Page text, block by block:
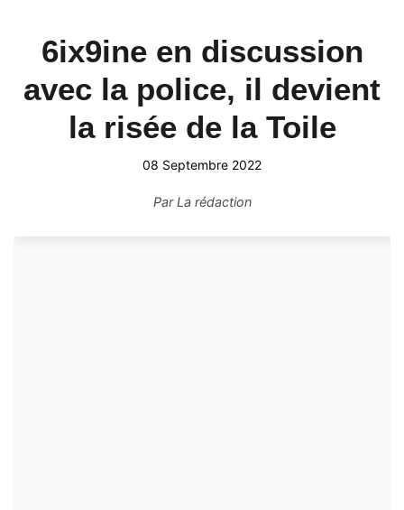
6ix9ine en discussion
avec la police, il devient
la risée de la Toile
08 Septembre 2022
ParLa rédaction